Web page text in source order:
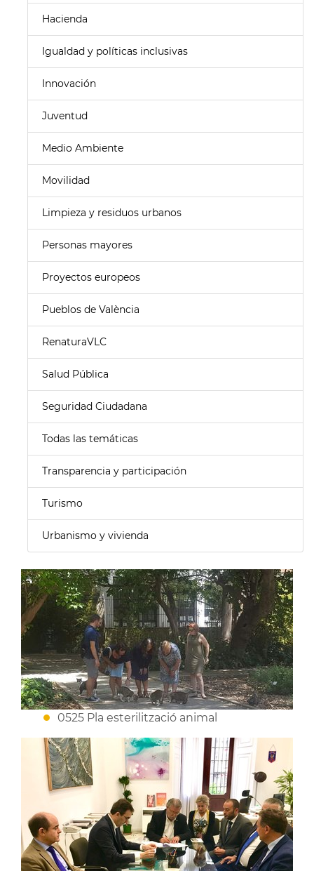
Hacienda
Igualdad y políticas inclusivas
Innovación
Juventud
Medio Ambiente
Movilidad
Limpieza y residuos urbanos
Personas mayores
Proyectos europeos
Pueblos de València
RenaturaVLC
Salud Pública
Seguridad Ciudadana
Todas las temáticas
Transparencia y participación
Turismo
Urbanismo y vivienda
0525 Pla esterilització animal